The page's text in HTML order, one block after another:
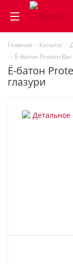
Главная - Каталог -
- Ё-батон Protein Bar
Ё-батон
глазури